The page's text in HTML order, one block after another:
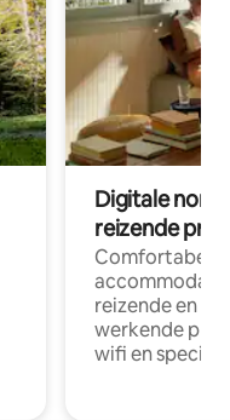
Digitale
reizende
Comfortabele
reizende en
werkende
wifi en